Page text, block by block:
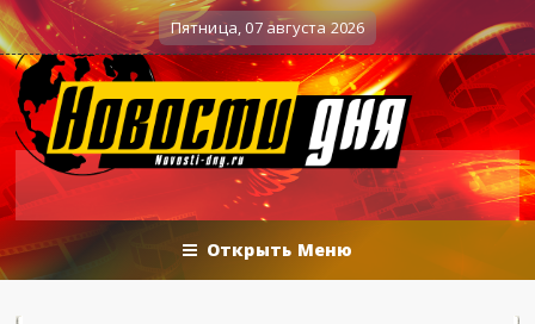
- «Новости»... 0 Военные действия Об Армении,
Пятница, 07 августа 2026
Открыть Меню